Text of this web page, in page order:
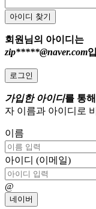
아이디 찾기
회원님의 아이디는
zip*****@naver.com
로그인
가입한 아이디를 통
자 이름과 아이디로
이름
아이디 (이메일)
@
네이버